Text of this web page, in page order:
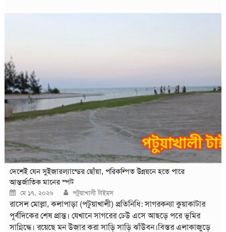
ঘন্টা বেবি অভিযান পরিচালনা করেন কলাপাড়া
দেশেই যেন সুইজারল্যান্ডের ছোঁয়া, পরিকল্পিত উন্নয়নে হতে পারে
আন্তর্জাতিক মানের স্পট
Posted
on
মে ১৭, ২০২৬ Author
পটুয়াখালী টাইমস
রাসেল মোল্লা, কলাপাড়া (পটুয়াখালী) প্রতিনিধি: সাগরকন্যা কুয়াকাটার
পূর্বদিকের শেষ প্রান্ত। যেখানে সাগরের ঢেউ এসে আছড়ে পরে ভূমির
সান্নিদ্ধে। রয়েছে মন উজার করা সাড়ি সাড়ি ঝাঁউবন।বিস্তর এলাকাজুড়ে